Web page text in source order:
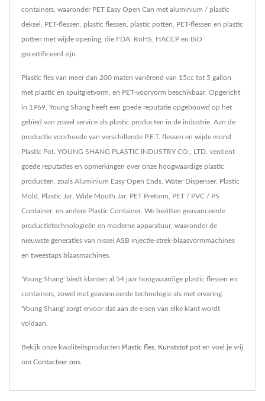
containers, waaronder PET Easy Open Can met aluminium / plastic
deksel, PET-flessen, plastic flessen, plastic potten, PET-flessen en plastic
potten met wijde opening, die FDA, RoHS, HACCP en ISO
gecertificeerd zijn.
Plastic fles van meer dan 200 maten variërend van 15cc tot 5 gallon
met plastic en spuitgietvorm, en PET-voorvorm beschikbaar. Opgericht
in 1969, Young Shang heeft een goede reputatie opgebouwd op het
gebied van zowel service als plastic producten in de industrie. Aan de
productie voorhoede van verschillende P.E.T. flessen en wijde mond
Plastic Pot, YOUNG SHANG PLASTIC INDUSTRY CO., LTD. verdient
goede reputaties en opmerkingen over onze hoogwaardige plastic
producten, zoals Aluminium Easy Open Ends, Water Dispenser, Plastic
Mold, Plastic Jar, Wide Mouth Jar, PET Preform, PET / PVC / PS
Container, en andere Plastic Container. We bezitten geavanceerde
productietechnologieën en moderne apparatuur, waaronder de
nieuwste generaties van nissei ASB injectie-strek-blaasvormmachines
en tweestaps blaasmachines.
'Young Shang' biedt klanten al 54 jaar hoogwaardige plastic flessen en
containers, zowel met geavanceerde technologie als met ervaring.
'Young Shang' zorgt ervoor dat aan de eisen van elke klant wordt
voldaan.
Bekijk onze kwaliteitsproducten Plastic fles Kunststof pot en voel je vrij
om Contacteer ons